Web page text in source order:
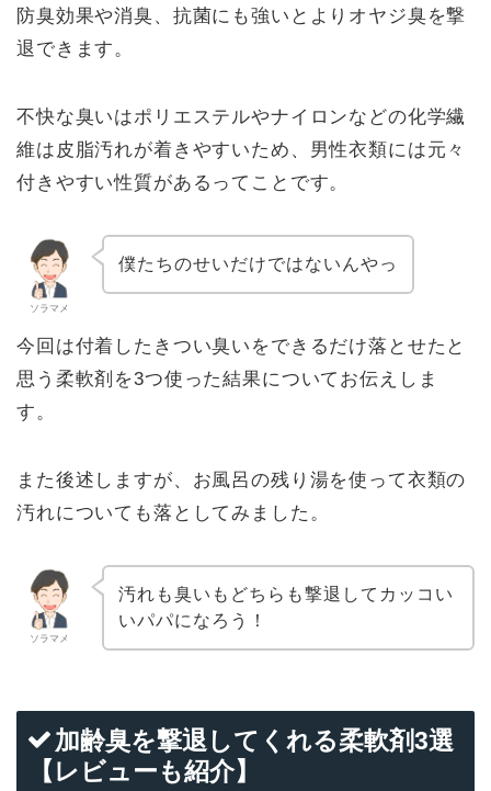
防臭効果や消臭、抗菌にも強いとよりオヤジ臭を撃
退できます。
不快な臭いはポリエステルやナイロンなどの化学繊
維は皮脂汚れが着きやすいため、男性衣類には元々
付きやすい性質があるってことです。
ソラマメ
僕たちのせいだけではないんやっ
今回は付着したきつい臭いをできるだけ落とせたと
思う柔軟剤を3つ使った結果についてお伝えしま
す。
また後述しますが、お風呂の残り湯を使って衣類の
汚れについても落としてみました。
ソラマメ
汚れも臭いもどちらも撃退してカッコい
いパパになろう！
加齢臭を撃退してくれる柔軟剤3選
【レビューも紹介】